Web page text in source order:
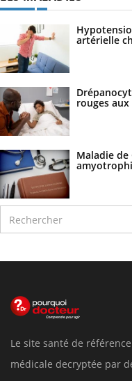
artérielle
rouges
Maladie de
Le site santé de
médicale decryptée par